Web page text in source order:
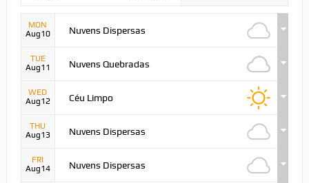
MON
Aug10
Nuvens Dispersas
TUE
Aug11
Nuvens Quebradas
WED
Aug12
Céu Limpo
THU
Aug13
Nuvens Dispersas
FRI
Aug14
Nuvens Dispersas